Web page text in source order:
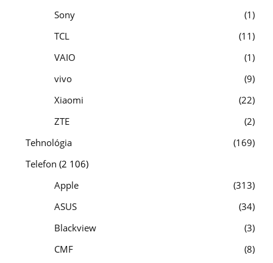
Sony
1
TCL
11
VAIO
1
vivo
9
Xiaomi
22
ZTE
2
Tehnológia
169
Telefon (2 106)
Apple
313
ASUS
34
Blackview
3
CMF
8